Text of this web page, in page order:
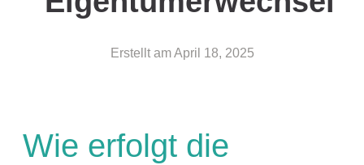
Erstellt am April 18, 2025
Wie erfolgt die